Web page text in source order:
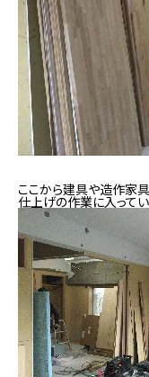
ここから建具や造作家
仕上げの作業に入ってい